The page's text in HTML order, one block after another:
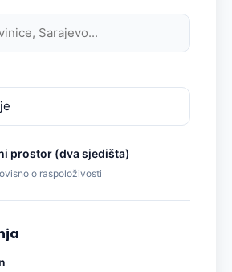
prostor (dva sjedišta)
o raspoloživosti